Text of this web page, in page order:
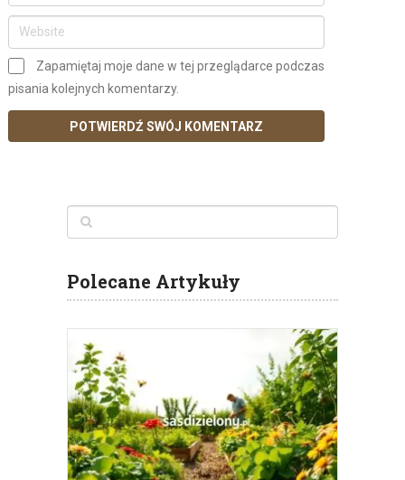
Zapamiętaj moje dane w tej przeglądarce podczas
pisania kolejnych komentarzy.
Polecane Artykuły